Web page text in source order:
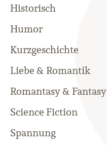
Historisch
Humor
Kurzgeschichte
Liebe & Romantik
Romantasy & Fantasy
Science Fiction
Spannung